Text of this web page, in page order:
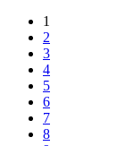
1
2
3
4
5
6
7
8